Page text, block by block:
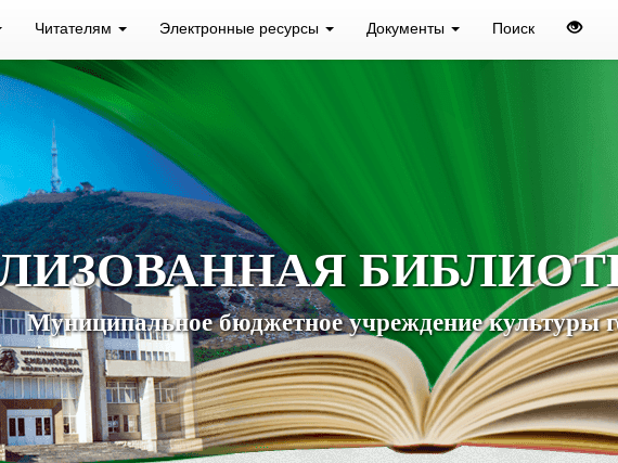
Читателям Электронные ресурсы Документы Поиск
Муниципальное бюджетное учреждение культуры